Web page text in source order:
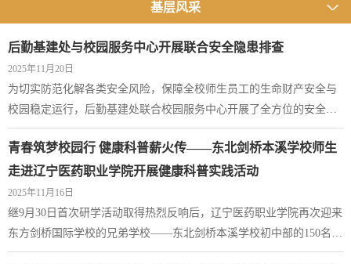
基层风采
后勤基建处与校园服务中心开展联合安全隐患排查
2025年11月20日
为切实防范化解各类安全风险，保障全校师生员工的生命财产安全与
校园稳定运行，后勤基建处联合校园服务中心开展了全方位的安全隐
患排查行动，聚焦餐饮中心、学生公寓等关键领域，旨在发现隐患、
及时整改落实，筑牢校园安全的“防护网”。11月7日和11月10日，后勤
基建处与校园服务中心分别在两校区召开安全隐患排查工作部署会
议，随后，在刘轶群副院长的带领下对本溪校区进行实地走访排查；
11月10日和11月19日，高勇处长和刘晓辉...
青春筑梦校园行 健康科普薪火传——东北剑桥本溪学校师生
走进辽宁医药职业学院开展健康科普实践活动
2025年11月16日
继9月30日首次研学活动取得热烈反响后，辽宁医药职业学院再次迎来
东方剑桥国际学校的兄弟学校——东北剑桥本溪学校初中部的150名学
生。本次研学活动承前启后，内容再度升级，学生们通过沉浸式体